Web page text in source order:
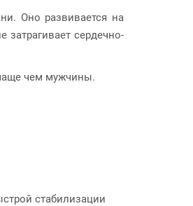
Оно развивается на
сердечно-
чем мужчины.
стабилизации